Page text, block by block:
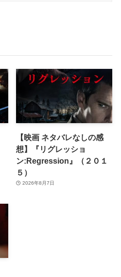
【映画 ネタバレなしの感
想】『リグレッショ
ン:Regression』（２０１
５）
2026年8月7日